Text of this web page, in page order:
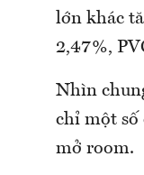
lớn khác
2,47%,
Nhìn
chỉ một số
mở room.